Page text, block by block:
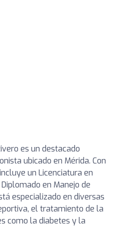
es un destacado
ubicado en Mérida. Con
un Licenciatura en
en Manejo de
especializado en diversas
el tratamiento de la
como la diabetes y la